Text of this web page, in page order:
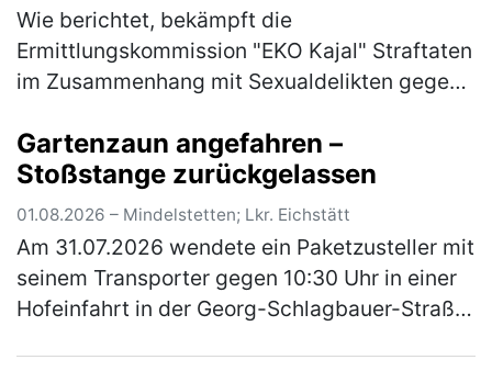
Wie berichtet, bekämpft die
Ermittlungskommission "EKO Kajal" Straftaten
im Zusammenhang mit Sexualdelikten gegen
von Betäubungsmitteln und Medikamenten an
Mi…(mehr)
Gartenzaun angefahren –
Stoßstange zurückgelassen
01.08.2026 – Mindelstetten; Lkr. Eichstätt
Am 31.07.2026 wendete ein Paketzusteller mit
seinem Transporter gegen 10:30 Uhr in einer
Hofeinfahrt in der Georg-Schlagbauer-Straße